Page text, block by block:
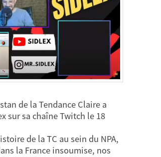
de la Tendance Claire a
sur sa chaîne Twitch le 18
de la TC au sein du NPA,
la France insoumise, nos